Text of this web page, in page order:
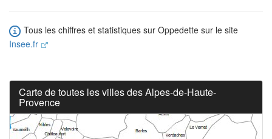
Tous les chiffres et statistiques sur Oppedette sur le site
Insee.fr
Carte de toutes les villes des Alpes-de-Haute-
Provence